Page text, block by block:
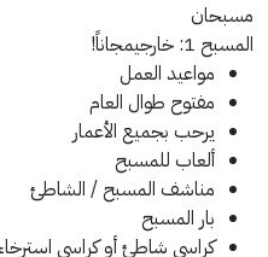
مسبحان
المسبح 1: خارجي
مجاناً!
مواعيد العمل
مفتوح طوال العام
يرحب بجميع الأعمار
ألعاب للمسبح
مناشف المسبح / الشاطئ
بار المسبح
كراسي شاطئ أو كراسي